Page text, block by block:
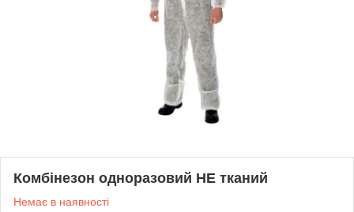
Комбінезон одноразовий НЕ тканий
Немає в наявності